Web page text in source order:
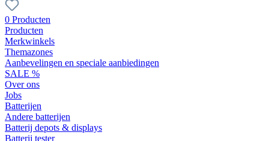
0 Producten
Producten
Merkwinkels
Themazones
Aanbevelingen en speciale aanbiedingen
SALE %
Over ons
Jobs
Batterijen
Andere batterijen
Batterij depots & displays
Batterij tester